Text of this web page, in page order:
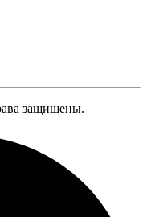
защищены.